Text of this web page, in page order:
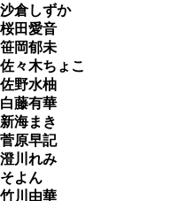
沙倉しずか
桜田愛音
笹岡郁未
佐々木ちょこ
佐野水柚
白藤有華
新海まき
菅原早記
澄川れみ
そよん
竹川由華